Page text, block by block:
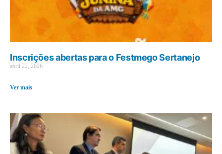
Inscrições abertas para o Festmego Sertanejo
abril 22, 2026
Ver mais